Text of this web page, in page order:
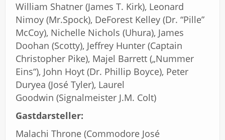
William Shatner (James T. Kirk), Leonard
Nimoy (Mr.Spock), DeForest Kelley (Dr. “Pille”
McCoy), Nichelle Nichols (Uhura), James
Doohan (Scotty), Jeffrey Hunter (Captain
Christopher Pike), Majel Barrett („Nummer
Eins“), John Hoyt (Dr. Phillip Boyce), Peter
Duryea (José Tyler), Laurel
Goodwin (Signalmeister J.M. Colt)
Gastdarsteller:
Malachi Throne (Commodore José